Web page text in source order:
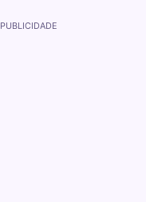
PUBLICIDADE